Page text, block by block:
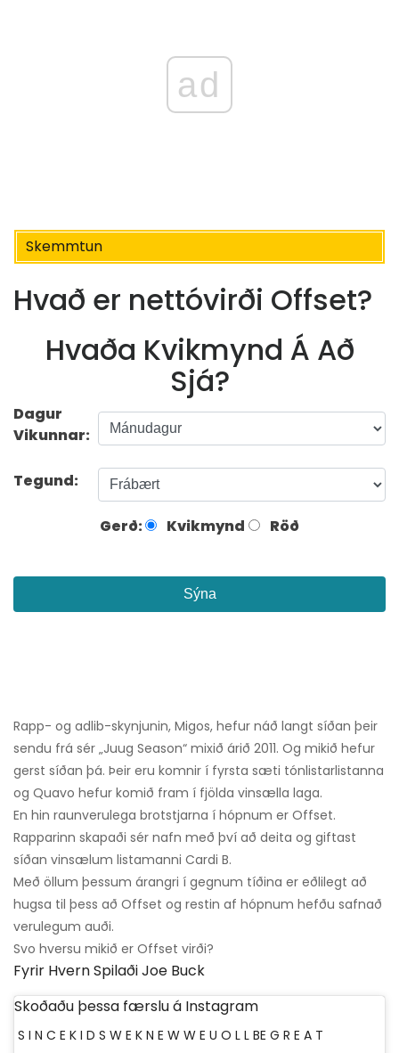
ad
Skemmtun
Hvað er nettóvirði Offset?
Hvaða Kvikmynd Á Að
Sjá?
Dagur
Vikunnar:
Tegund:
Gerð: Kvikmynd Röð
Sýna
Rapp- og adlib-skynjunin, Migos, hefur náð langt síðan þeir
sendu frá sér „Juug Season“ mixið árið 2011. Og mikið hefur
gerst síðan þá. Þeir eru komnir í fyrsta sæti tónlistarlistanna
og Quavo hefur komið fram í fjölda vinsælla laga.
En hin raunverulega brotstjarna í hópnum er Offset.
Rapparinn skapaði sér nafn með því að deita og giftast
síðan vinsælum listamanni Cardi B.
Með öllum þessum árangri í gegnum tíðina er eðlilegt að
hugsa til þess að Offset og restin af hópnum hefðu safnað
verulegum auði.
Svo hversu mikið er Offset virði?
Fyrir Hvern Spilaði Joe Buck
Skoðaðu þessa færslu á Instagram
S I N C E K I D S W E K N E W W E U O L L BE G R E A T